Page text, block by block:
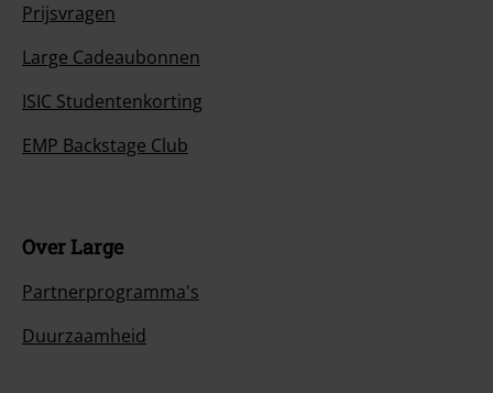
Prijsvragen
Large Cadeaubonnen
ISIC Studentenkorting
EMP Backstage Club
Over Large
Partnerprogramma's
Duurzaamheid